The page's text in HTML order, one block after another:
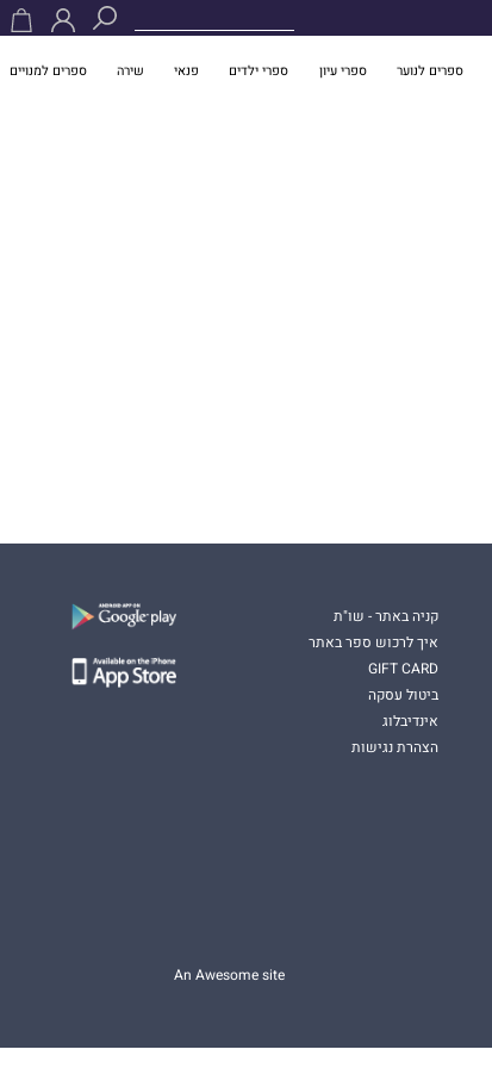
ספרים לנוער ספרי עיון ספרי ילדים פנאי שירה ספרים למנויים
קניה באתר - שו"ת
איך לרכוש ספר באתר
GIFT CARD
ביטול עסקה
אינדיבלוג
הצהרת נגישות
An Awesome site